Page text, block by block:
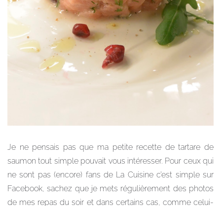
Je ne pensais pas que ma petite recette de tartare de
saumon tout simple pouvait vous intéresser. Pour ceux qui
ne sont pas (encore) fans de La Cuisine c’est simple sur
Facebook, sachez que je mets régulièrement des photos
de mes repas du soir et dans certains cas, comme celui-